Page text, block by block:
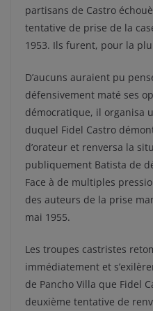
partisans de Castro
tentative de prise de la
1953. Ils furent, pour la
D’aucuns auraient pu
défensivement maté ses
démocratique, il organisa
duquel Fidel Castro
d’orateur et renversa la
publiquement Batista de
Face à de multiples
des auteurs de la prise
mai 1955.
Les troupes castristes
immédiatement et
de Pancho Villa que Fidel
deuxième tentative de